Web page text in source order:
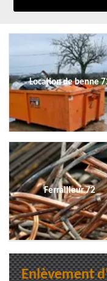
Location de benne
Ferrailleur 72
Enlèvement